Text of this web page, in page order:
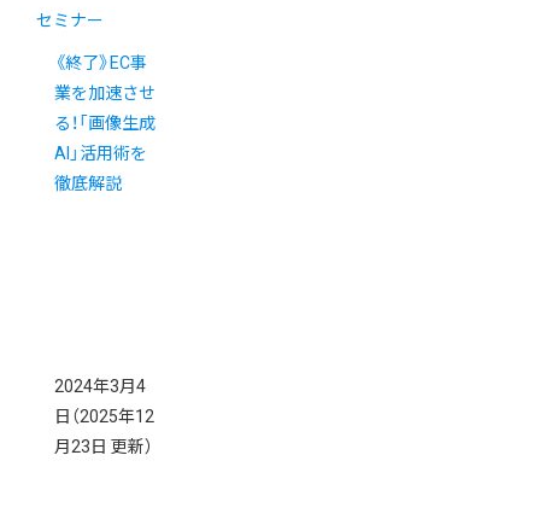
セミナー
《終了》EC事
業を加速させ
る！「画像生成
AI」活用術を
徹底解説
2024年3月4
日 （2025年12
月23日 更新）